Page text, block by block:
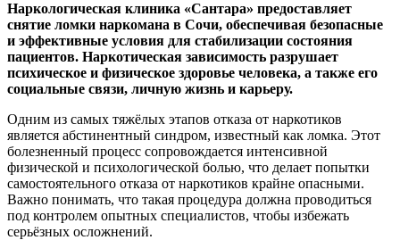
Наркологическая клиника «Сантара» предоставляет
снятие ломки наркомана в Сочи, обеспечивая безопасные
и эффективные условия для стабилизации состояния
пациентов. Наркотическая зависимость разрушает
психическое и физическое здоровье человека, а также его
социальные связи, личную жизнь и карьеру.
Одним из самых тяжёлых этапов отказа от наркотиков
является абстинентный синдром, известный как ломка. Этот
болезненный процесс сопровождается интенсивной
физической и психологической болью, что делает попытки
самостоятельного отказа от наркотиков крайне опасными.
Важно понимать, что такая процедура должна проводиться
под контролем опытных специалистов, чтобы избежать
серьёзных осложнений.